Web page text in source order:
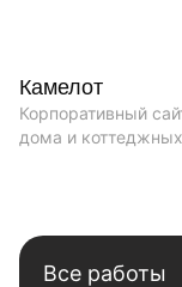
Камелот
Корпоративный
дома и
Все работы